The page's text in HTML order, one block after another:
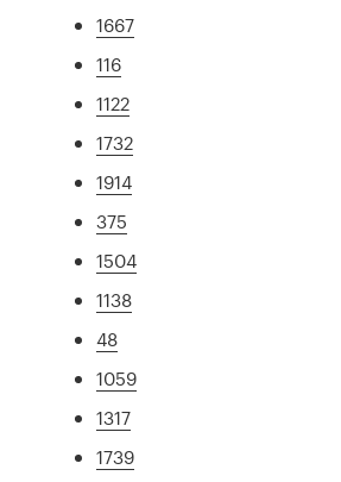
1667
116
1122
1732
1914
375
1504
1138
48
1059
1317
1739